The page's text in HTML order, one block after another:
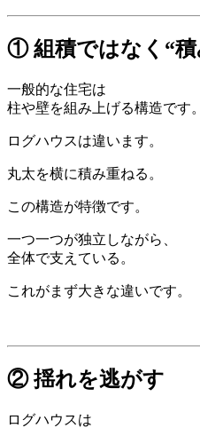
① 組積ではなく“積
一般的な住宅は
柱や壁を組み上げる構造です。
ログハウスは違います。
丸太を横に積み重ねる。
この構造が特徴です。
一つ一つが独立しながら、
全体で支えている。
これがまず大きな違いです。
② 揺れを逃がす
ログハウスは